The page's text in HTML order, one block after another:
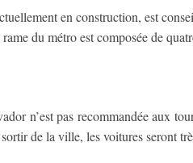
en construction, est
du métro est composée de
n’est pas recommandée aux
de la ville, les voitures seront